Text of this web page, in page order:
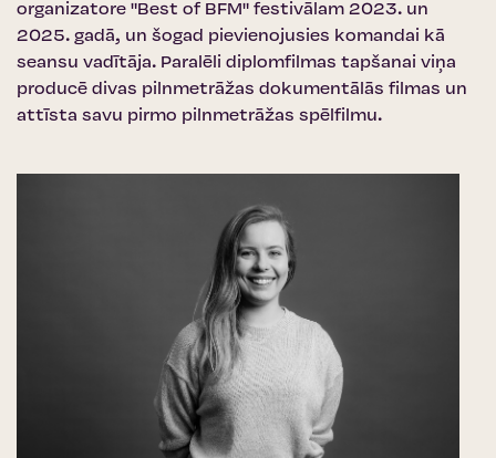
organizatore "Best of BFM" festivālam 2023. un
2025. gadā, un šogad pievienojusies komandai kā
seansu vadītāja. Paralēli diplomfilmas tapšanai viņa
producē divas pilnmetrāžas dokumentālās filmas un
attīsta savu pirmo pilnmetrāžas spēlfilmu.